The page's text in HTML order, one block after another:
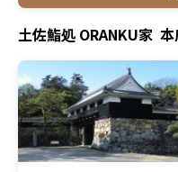
土佐鮨処 ORANKU家